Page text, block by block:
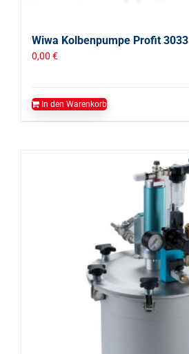
Wiwa Kolbenpumpe Profit 3033
0,00 €
In den Warenkorb